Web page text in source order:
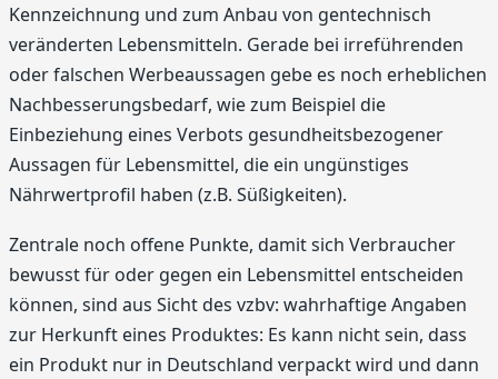
Kennzeichnung und zum Anbau von gentechnisch
veränderten Lebensmitteln. Gerade bei irreführenden
oder falschen Werbeaussagen gebe es noch erheblichen
Nachbesserungsbedarf, wie zum Beispiel die
Einbeziehung eines Verbots gesundheitsbezogener
Aussagen für Lebensmittel, die ein ungünstiges
Nährwertprofil haben (z.B. Süßigkeiten).
Zentrale noch offene Punkte, damit sich Verbraucher
bewusst für oder gegen ein Lebensmittel entscheiden
können, sind aus Sicht des vzbv: wahrhaftige Angaben
zur Herkunft eines Produktes: Es kann nicht sein, dass
ein Produkt nur in Deutschland verpackt wird und dann